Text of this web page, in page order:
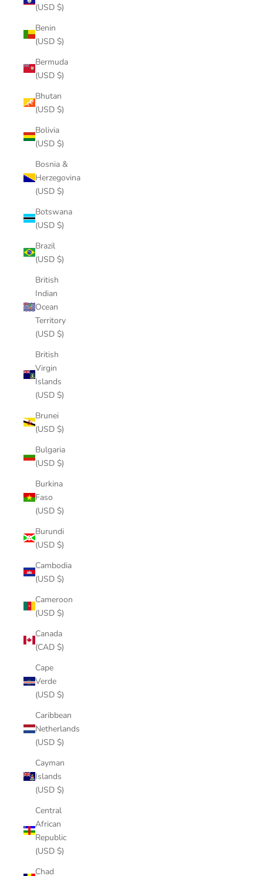
(USD $)
Benin
(USD $)
Bermuda
(USD $)
Bhutan
(USD $)
Bolivia
(USD $)
Bosnia &
Herzegovina
(USD $)
Botswana
(USD $)
Brazil
(USD $)
British
Indian
Ocean
Territory
(USD $)
British
Virgin
Islands
(USD $)
Brunei
(USD $)
Bulgaria
(USD $)
Burkina
Faso
(USD $)
Burundi
(USD $)
Cambodia
(USD $)
Cameroon
(USD $)
Canada
(CAD $)
Cape
Verde
(USD $)
Caribbean
Netherlands
(USD $)
Cayman
Islands
(USD $)
Central
African
Republic
(USD $)
Chad